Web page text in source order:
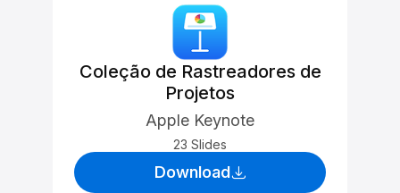
Coleção de Rastreadores de
Projetos
Apple Keynote
23 Slides
Download